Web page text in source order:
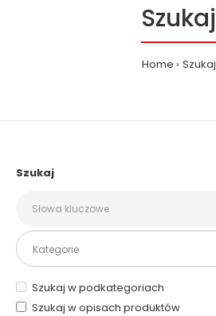
Szukaj
Home Szukaj
Szukaj
Szukaj w podkategoriach
Szukaj w opisach produktów